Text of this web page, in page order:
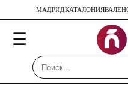
МАДРИДКАТАЛОНИЯ
☰